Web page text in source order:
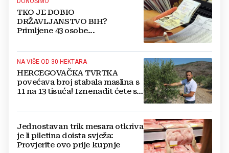
TKO JE DOBIO
DRŽAVLJANSTVO BIH?
Primljene 43 osobe...
NA VIŠE OD 30 HEKTARA
HERCEGOVAČKA TVRTKA
povećava broj stabala maslina s
11 na 13 tisuća! Iznenadit ćete se
Jednostavan trik mesara otkriva
je li piletina doista svježa:
Provjerite ovo prije kupnje